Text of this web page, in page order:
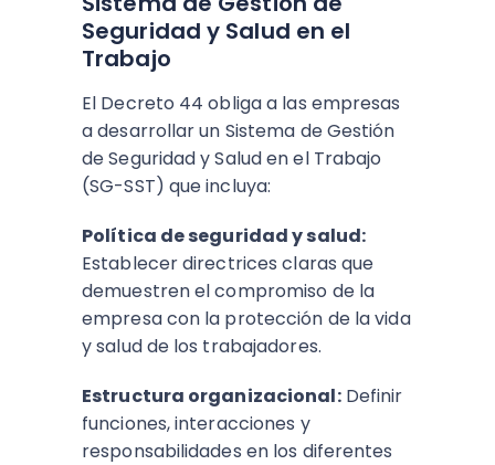
Seguridad y Salud en el
Trabajo
El Decreto 44 obliga a las empresas
a desarrollar un Sistema de Gestión
de Seguridad y Salud en el Trabajo
(SG-SST) que incluya:
Política de seguridad y salud:
Establecer directrices claras que
demuestren el compromiso de la
empresa con la protección de la vida
y salud de los trabajadores.
Estructura organizacional:Definir
funciones, interacciones y
responsabilidades en los diferentes